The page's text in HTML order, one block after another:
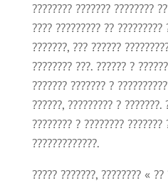
???????? ??????? ????????
???? ????????? ?? ?????????
???????, ??? ??????
???????? ???. ?????? ?
??????? ??????? ?
??????, ????????? ? ???????.
???????? ? ????????
?????????????.
????? ???????, ???????? «